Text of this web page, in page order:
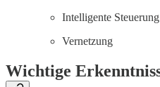
Intelligente Steuerung
Vernetzung
Wichtige